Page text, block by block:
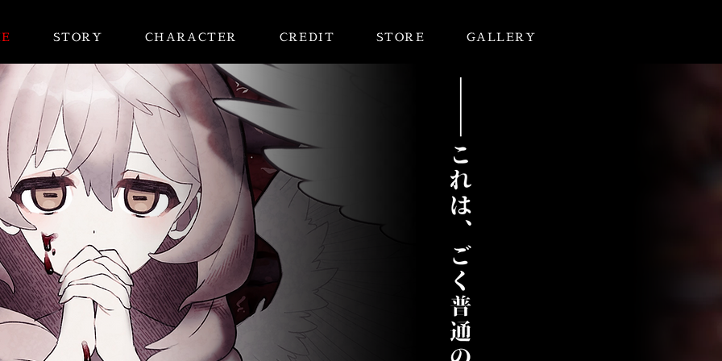
STORY CHARACTER CREDIT STORE GALLERY